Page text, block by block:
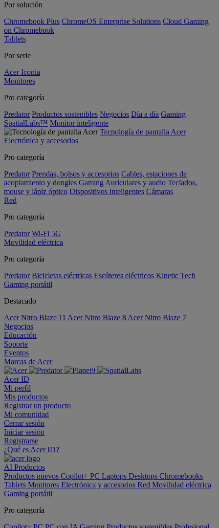
Por solución
Chromebook Plus ChromeOS Enterprise Solutions Cloud Gaming
on Chromebook
Tablets
Por serie
Acer Iconia
Monitores
Pro categoría
Predator Productos sostenibles Negocios Día a día Gaming
SpatialLabs™ Monitor inteligente
Tecnología de pantalla Acer
Electrónica y accesorios
Pro categoría
Predator Prendas, bolsos y accesorios Cables, estaciones de
acoplamiento y dongles Gaming Auriculares y audio Teclados,
mouse y lápiz óptico Dispositivos inteligentes Cámaras
Red
Pro categoría
Predator Wi-Fi 5G
Movilidad eléctrica
Pro categoría
Predator Bicicletas eléctricas Escúteres eléctricos Kinetic Tech
Gaming portátil
Destacado
Acer Nitro Blaze 11 Acer Nitro Blaze 8 Acer Nitro Blaze 7
Negocios
Educación
Soporte
Eventos
Marcas de Acer
Acer ID
Mi perfil
Mis productos
Registrar un producto
Mi comunidad
Cerrar sesión
Iniciar sesión
Registrarse
¿Qué es Acer ID?
AI Productos
Productos nuevos Copilot+ PC Laptops Desktops Chromebooks
Tablets Monitores Electrónica y accesorios Red Movilidad eléctrica
Gaming portátil
Pro categoría